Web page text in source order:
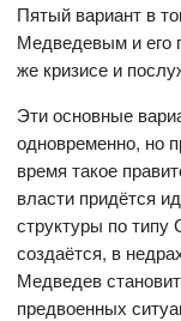
Пятый вариант в
Медведевым и его
же кризисе и
Эти основные
одновременно, но
время такое
власти придётся
структуры по
создаётся, в
Медведев
предвоенных